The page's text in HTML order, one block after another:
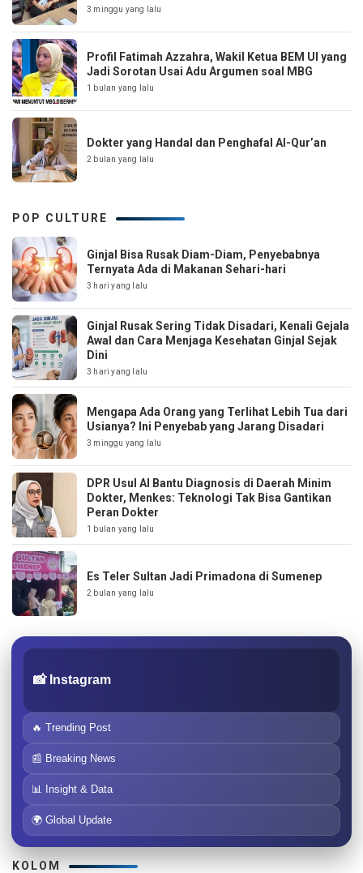
3 minggu yang lalu
Profil Fatimah Azzahra, Wakil Ketua BEM UI yang
Jadi Sorotan Usai Adu Argumen soal MBG
1 bulan yang lalu
Dokter yang Handal dan Penghafal Al-Qur’an
2 bulan yang lalu
POP CULTURE
Ginjal Bisa Rusak Diam-Diam, Penyebabnya
Ternyata Ada di Makanan Sehari-hari
3 hari yang lalu
Ginjal Rusak Sering Tidak Disadari, Kenali Gejala
Awal dan Cara Menjaga Kesehatan Ginjal Sejak
Dini
3 hari yang lalu
Mengapa Ada Orang yang Terlihat Lebih Tua dari
Usianya? Ini Penyebab yang Jarang Disadari
3 minggu yang lalu
DPR Usul AI Bantu Diagnosis di Daerah Minim
Dokter, Menkes: Teknologi Tak Bisa Gantikan
Peran Dokter
1 bulan yang lalu
Es Teler Sultan Jadi Primadona di Sumenep
2 bulan yang lalu
📸 Instagram
🔥 Trending Post
📰 Breaking News
📊 Insight & Data
🌍 Global Update
KOLOM